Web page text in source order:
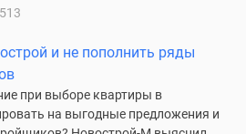
и не пополнить ряды
при выборе квартиры в
на выгодные предложения и